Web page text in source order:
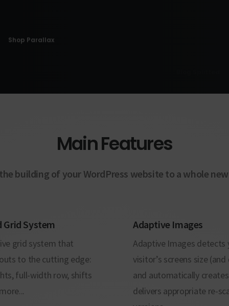
Main Features
building of your WordPress website to a whole
Grid System
grid system that
to the cutting edge:
full-width row, shifts
Adaptive Images
Adaptive Images detects
visitor’s screens size (and
and automatically
delivers appropriate re-